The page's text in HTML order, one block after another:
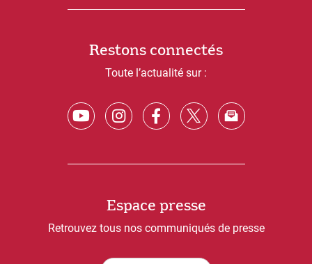
Restons connectés
Toute l’actualité sur :
Espace presse
Retrouvez tous nos communiqués de presse